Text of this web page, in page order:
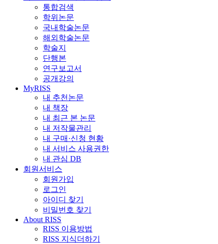
통합검색
학위논문
국내학술논문
해외학술논문
학술지
단행본
연구보고서
공개강의
MyRISS
내 추천논문
내 책장
내 최근 본 논문
내 저작물관리
내 구매·신청 현황
내 서비스 사용권한
내 관심 DB
회원서비스
회원가입
로그인
아이디 찾기
비밀번호 찾기
About RISS
RISS 이용방법
RISS 지식더하기